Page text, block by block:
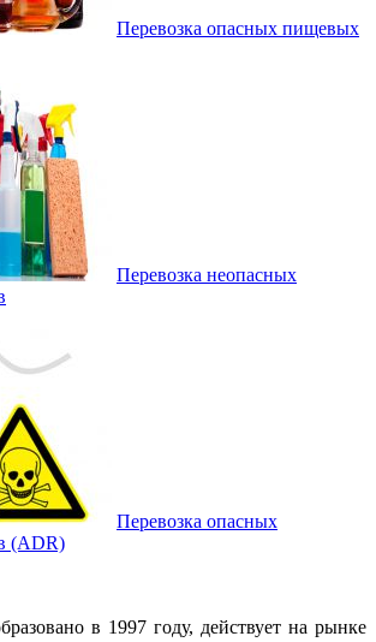
Перевозка опасных пищевых
Перевозка неопасных
Перевозка опасных
(ADR)
в 1997 году, действует на рынке